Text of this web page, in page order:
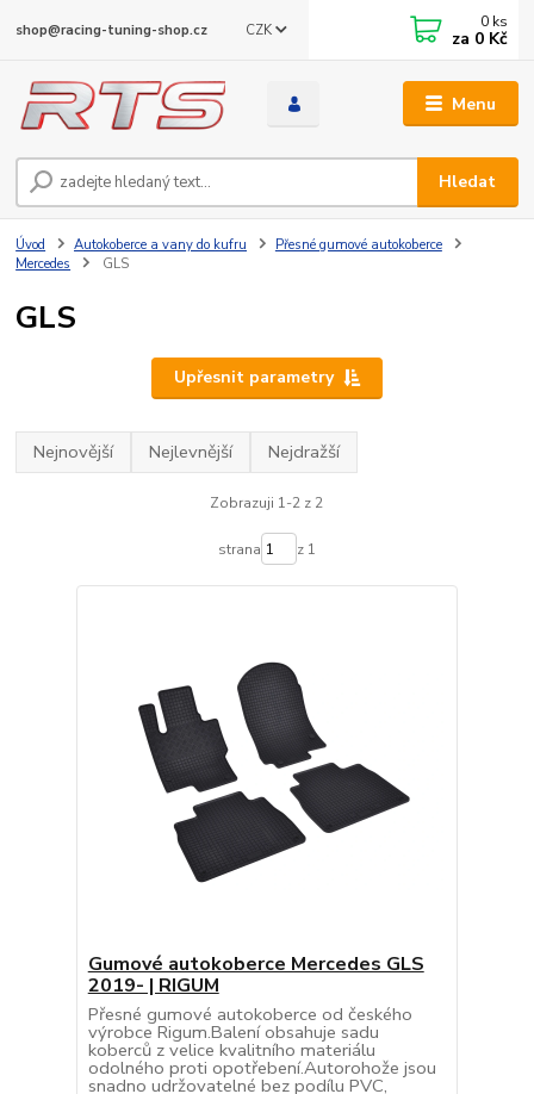
Menu
CZK
Hledat
shop@racing-tuning-shop.cz 0 ks
za 0 Kč
Úvod Autokoberce a vany do kufru
Přesné gumové autokoberce
Mercedes
GLS
GLS
Upřesnit parametry
Nejnovější Nejlevnější Nejdražší
Zobrazuji 1-2 z 2
strana z 1
Gumové autokoberce Mercedes GLS
2019- | RIGUM
Přesné gumové autokoberce od českého
výrobce Rigum.Balení obsahuje sadu
koberců z velice kvalitního materiálu
odolného proti opotřebení.Autorohože jsou
snadno udržovatelné bez podílu PVC,